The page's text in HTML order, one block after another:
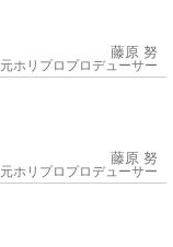
藤原 努
元ホリプロプロデューサー
藤原 努
元ホリプロプロデューサー